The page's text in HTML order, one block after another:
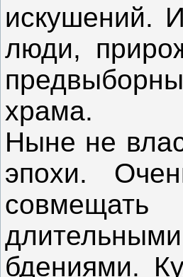
искушений.
люди,
храма.
Ныне не
эпохи.
бдениями.